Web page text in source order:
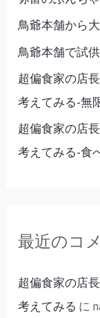
鳥爺本舗から
鳥爺本舗で試
超偏食家の店
考えてみる-無
超偏食家の店
考えてみる-食
最近のコ
超偏食家の店
考えてみる に